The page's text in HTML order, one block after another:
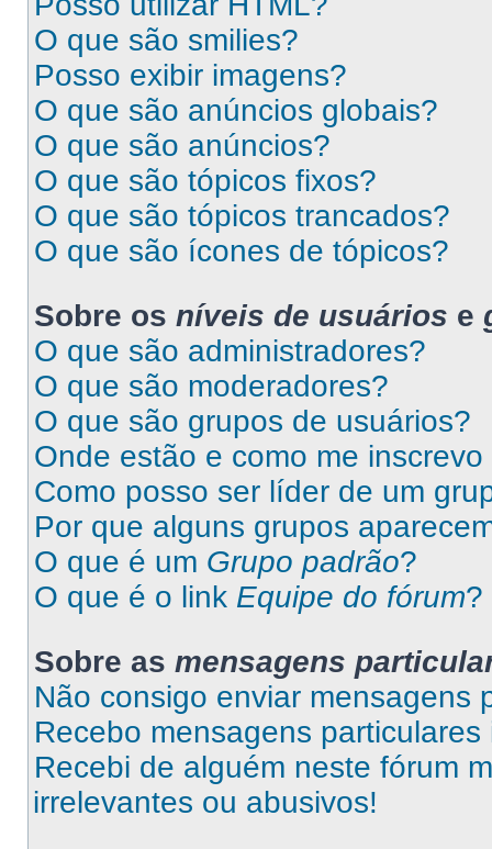
O que são smilies?
Posso exibir imagens?
O que são anúncios globais?
O que são anúncios?
O que são tópicos fixos?
O que são tópicos trancados?
O que são ícones de tópicos?
Sobre os níveis de usuários e
O que são administradores?
O que são moderadores?
O que são grupos de usuários?
Onde estão e como me
Como posso ser líder de um
Por que alguns grupos
O que é um Grupo padrão?
O que é o link Equipe do fórum?
Sobre as mensagens
Não consigo enviar mensagens
Recebo mensagens
Recebi de alguém neste fórum
irrelevantes ou abusivos!